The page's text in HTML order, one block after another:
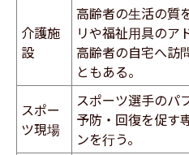
介護施
設
高齢者の生活の質
リや福祉用具のア
高齢者の自宅へ訪
ともある。
スポー
ツ現場
スポーツ選手のパ
予防・回復を促す
ンを行う。